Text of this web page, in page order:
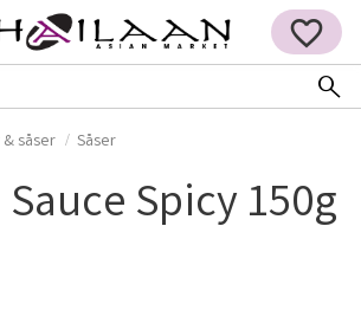
FAVORITER
såser Såser
Spicy 150g